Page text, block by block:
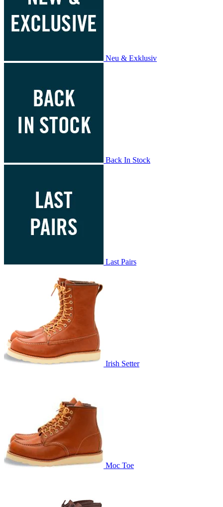
Neu & Exklusiv
Back In Stock
Last Pairs
Irish Setter
Moc Toe